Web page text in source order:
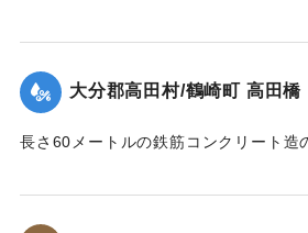
｜固有コード:
大分郡高田村/鶴崎町 高田橋
長さ60メートルの鉄筋コンクリート造